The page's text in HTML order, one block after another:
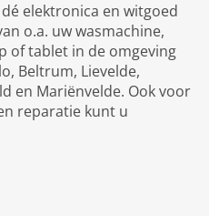
elektronica en witgoed
o.a. uw wasmachine,
of tablet in de omgeving
Beltrum, Lievelde,
en Mariënvelde. Ook voor
reparatie kunt u